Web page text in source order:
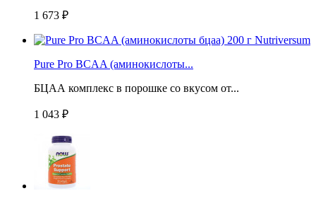
1 673 ₽
Pure Pro BCAA (аминокислоты...
БЦАА комплекс в порошке со вкусом от...
1 043 ₽